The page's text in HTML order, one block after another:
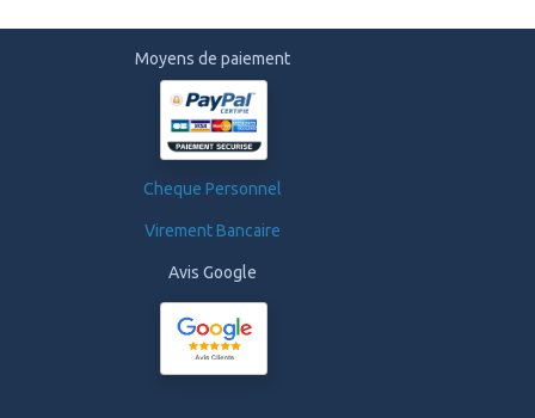
Moyens de paiement
Cheque Personnel
Virement Bancaire
Avis Google